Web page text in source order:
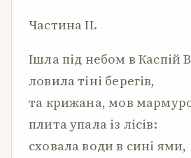
Частина II.
Ішла під небом в Каспій
ловила тіні берегів,
та крижана, мов
плита упала із лісів:
сховала води в сині ями,